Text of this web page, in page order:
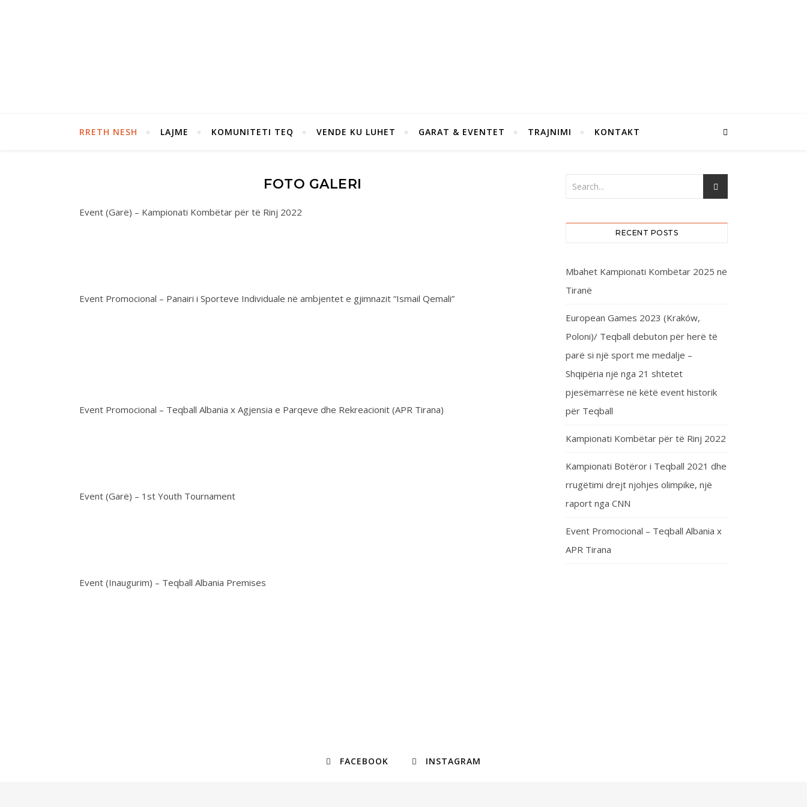
RRETH NESH LAJME KOMUNITETI TEQ VENDE KU LUHET GARAT & EVENTET TRAJNIMI KONTAKT
FOTO GALERI
Event (Garë) – Kampionati Kombëtar për të Rinj 2022
Event Promocional – Panairi i Sporteve Individuale në ambjentet e gjimnazit “Ismail Qemali”
Event Promocional – Teqball Albania x Agjensia e Parqeve dhe Rekreacionit (APR Tirana)
Event (Garë) – 1st Youth Tournament
Event (Inaugurim) – Teqball Albania Premises
RECENT POSTS
Mbahet Kampionati Kombëtar 2025 në
Tiranë
European Games 2023 (Kraków,
Poloni)/ Teqball debuton për herë të
parë si një sport me medalje –
Shqipëria një nga 21 shtetet
pjesëmarrëse në këtë event historik
për Teqball
Kampionati Kombëtar për të Rinj 2022
Kampionati Botëror i Teqball 2021 dhe
rrugëtimi drejt njohjes olimpike, një
raport nga CNN
Event Promocional – Teqball Albania x
APR Tirana
FACEBOOK INSTAGRAM